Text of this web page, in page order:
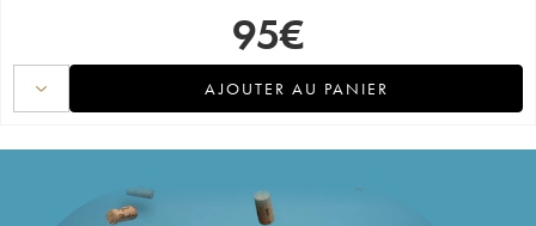
95€
AJOUTER AU PANIER